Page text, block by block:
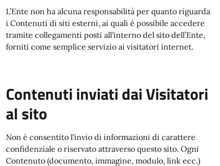
L’Ente non ha alcuna responsabilità per quanto riguarda
i Contenuti di siti esterni, ai quali è possibile accedere
tramite collegamenti posti all'interno del sito dell’Ente,
forniti come semplice servizio ai visitatori internet.
Contenuti inviati dai Visitatori
al sito
Non è consentito l'invio di informazioni di carattere
confidenziale o riservato attraverso questo sito. Ogni
Contenuto (documento, immagine, modulo, link ecc.)